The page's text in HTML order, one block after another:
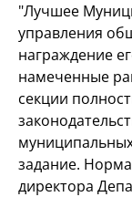
"Лучшее
управления
награждение
намеченные
секции
задание.
директора